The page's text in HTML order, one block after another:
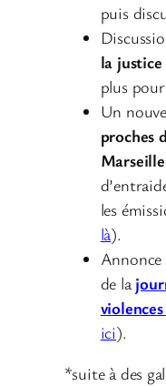
puis
la justice
plus
Un
proches
Marseille
les
là).
Annonce
de la
ici).
*suite à des